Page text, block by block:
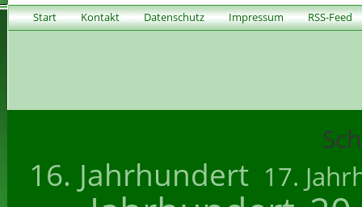
Start Kontakt Datenschutz Impressum RSS-Feed
16. Jahrhundert 17.